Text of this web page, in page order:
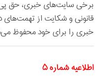
برخی سایت‌های خبری، حق
قانونی و شکایت از
خبری را برای خود محفوظ
اطلاعیه شماره ۵